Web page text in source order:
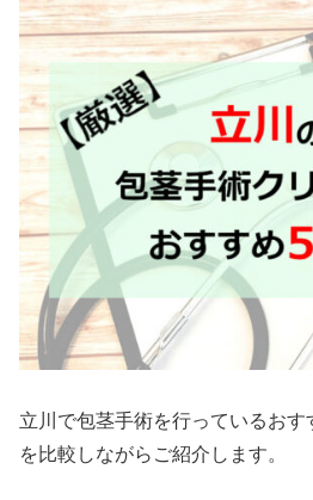
立川で包茎手術を行っているお
を比較しながらご紹介します。